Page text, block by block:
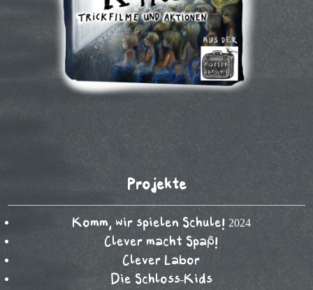
Projekte
Komm, wir spielen Schule! 2024
Clever macht Spaß!
Clever Labor
Die Schloss-Kids